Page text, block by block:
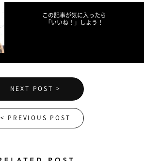
この記事が気に入ったら
「いいね！」しよう！
NEXT POST >
< PREVIOUS POST